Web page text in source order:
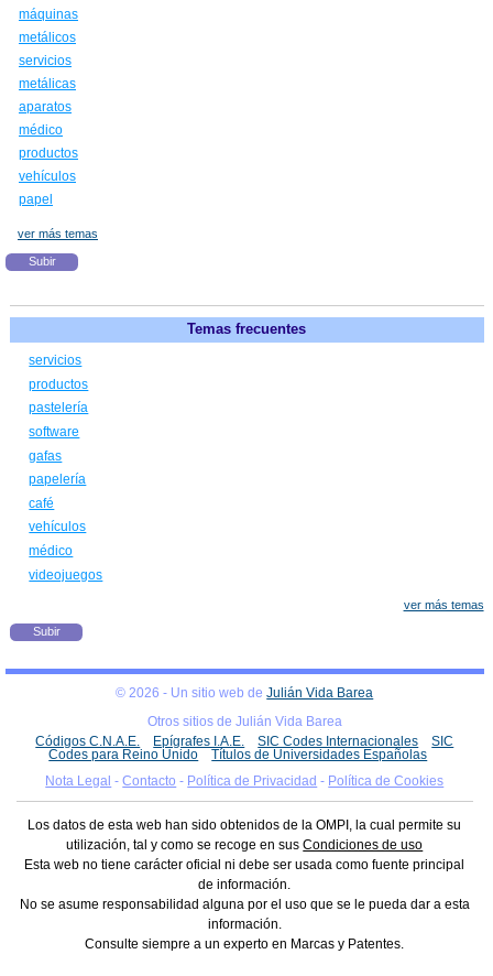
máquinas
metálicos
servicios
metálicas
aparatos
médico
productos
vehículos
papel
ver más temas
Subir
Temas frecuentes
servicios
productos
pastelería
software
gafas
papelería
café
vehículos
médico
videojuegos
ver más temas
Subir
© 2026 - Un sitio web deJulián Vida Barea
Otros sitios de Julián Vida Barea
Códigos C.N.A.E.
Epígrafes I.A.E. SIC Codes Internacionales
SIC
Codes para Reino Unido
Títulos de Universidades Españolas
Nota Legal -Contacto - Política de Privacidad - Política de Cookies
Los datos de esta web han sido obtenidos de la OMPI, la cual permite su
utilización, tal y como se recoge en susCondiciones de uso
Esta web no tiene carácter oficial ni debe ser usada como fuente principal
de información.
No se asume responsabilidad alguna por el uso que se le pueda dar a esta
información.
Consulte siempre a un experto en Marcas y Patentes.